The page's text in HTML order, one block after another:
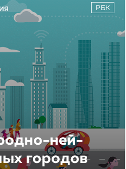
РБК
ней­
городов